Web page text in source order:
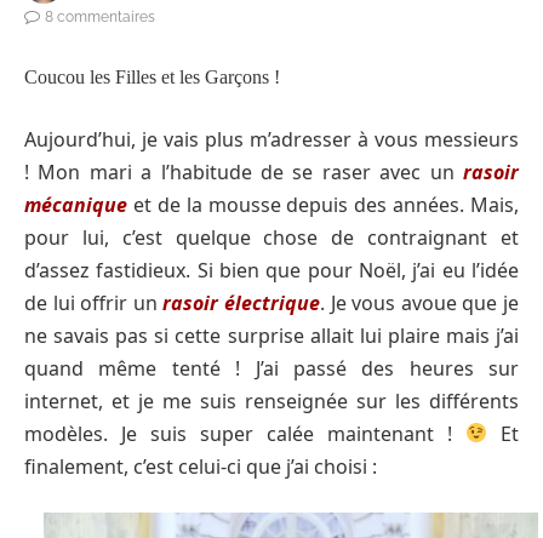
8 commentaires
Coucou les Filles et les Garçons !
Aujourd’hui, je vais plus m’adresser à vous messieurs
! Mon mari a l’habitude de se raser avec un rasoir
mécanique et de la mousse depuis des années. Mais,
pour lui, c’est quelque chose de contraignant et
d’assez fastidieux. Si bien que pour Noël, j’ai eu l’idée
de lui offrir unrasoir électrique. Je vous avoue que je
ne savais pas si cette surprise allait lui plaire mais j’ai
quand même tenté ! J’ai passé des heures sur
internet, et je me suis renseignée sur les différents
modèles. Je suis super calée maintenant !
Et
finalement, c’est celui-ci que j’ai choisi :